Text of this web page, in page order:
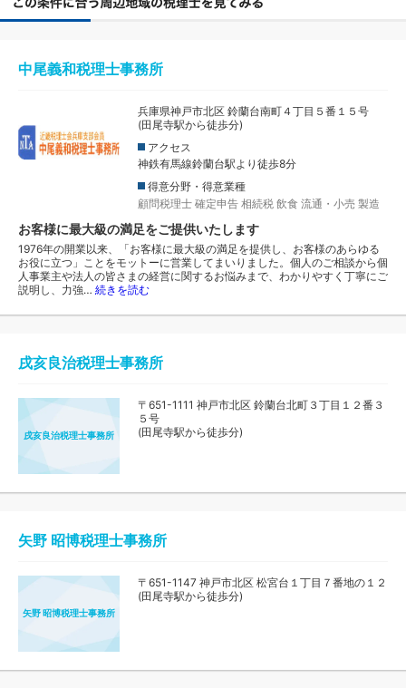
中尾義和税理士事務所
兵庫県神戸市北区 鈴蘭台南町４丁目５番１５号
(田尾寺駅から徒歩分)
アクセス
神鉄有馬線鈴蘭台駅より徒歩8分
得意分野・得意業種
顧問税理士 確定申告 相続税 飲食 流通・小売 製造
お客様に最大級の満足をご提供いたします
1976年の開業以来、「お客様に最大級の満足を提供し、お客様のあらゆる
お役に立つ」ことをモットーに営業してまいりました。個人のご相談から個
人事業主や法人の皆さまの経営に関するお悩みまで、わかりやすく丁寧にご
説明し、力強… 続きを読む
戌亥良治税理士事務所
戌亥良治税理士事務所
〒651-1111 神戸市北区 鈴蘭台北町３丁目１２番３
５号
(田尾寺駅から徒歩分)
矢野 昭博税理士事務所
矢野 昭博税理士事務所
〒651-1147 神戸市北区 松宮台１丁目７番地の１２
(田尾寺駅から徒歩分)